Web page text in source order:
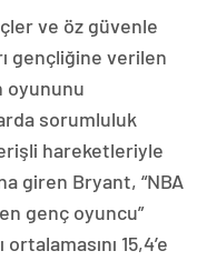
ve öz güvenle
gençliğine verilen
oyununu
sorumluluk
hareketleriyle
giren Bryant, “NBA
genç oyuncu”
15,4’e